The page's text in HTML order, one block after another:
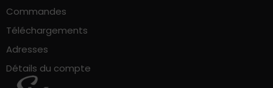
Commandes
Téléchargements
Adresses
Détails du compte